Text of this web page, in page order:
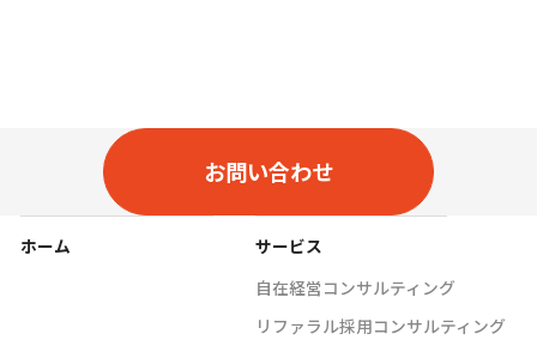
お問い合わせ
ホーム
サービス
自在経営コンサルティング
リファラル採用コンサルティング